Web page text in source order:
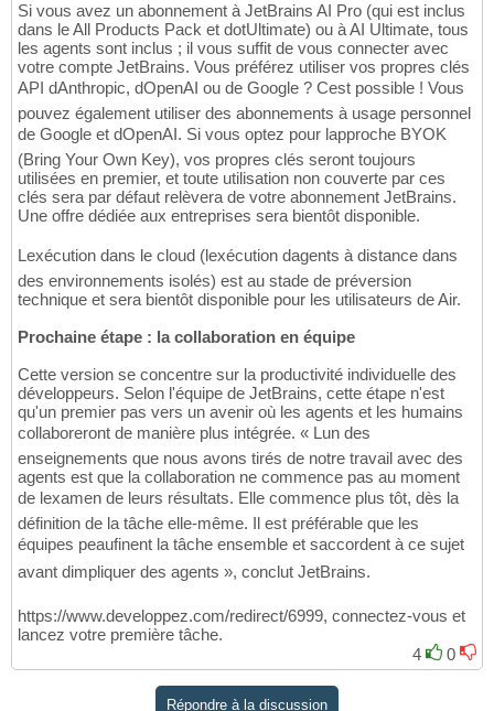
Si vous avez un abonnement à JetBrains AI Pro (qui est inclus
dans le All Products Pack et dotUltimate) ou à AI Ultimate, tous
les agents sont inclus ; il vous suffit de vous connecter avec
votre compte JetBrains. Vous préférez utiliser vos propres clés
API dAnthropic, dOpenAI ou de Google ? Cest possible ! Vous
pouvez également utiliser des abonnements à usage personnel
de Google et dOpenAI. Si vous optez pour lapproche BYOK
(Bring Your Own Key), vos propres clés seront toujours
utilisées en premier, et toute utilisation non couverte par ces
clés sera par défaut relèvera de votre abonnement JetBrains.
Une offre dédiée aux entreprises sera bientôt disponible.
Lexécution dans le cloud (lexécution dagents à distance dans
des environnements isolés) est au stade de préversion
technique et sera bientôt disponible pour les utilisateurs de Air.
Prochaine étape : la collaboration en équipe
Cette version se concentre sur la productivité individuelle des
développeurs. Selon l'équipe de JetBrains, cette étape n'est
qu'un premier pas vers un avenir où les agents et les humains
collaboreront de manière plus intégrée. « Lun des
enseignements que nous avons tirés de notre travail avec des
agents est que la collaboration ne commence pas au moment
de lexamen de leurs résultats. Elle commence plus tôt, dès la
définition de la tâche elle-même. Il est préférable que les
équipes peaufinent la tâche ensemble et saccordent à ce sujet
avant dimpliquer des agents », conclut JetBrains.
https://www.developpez.com/redirect/6999, connectez-vous et
lancez votre première tâche.
4
0
Répondre à la discussion